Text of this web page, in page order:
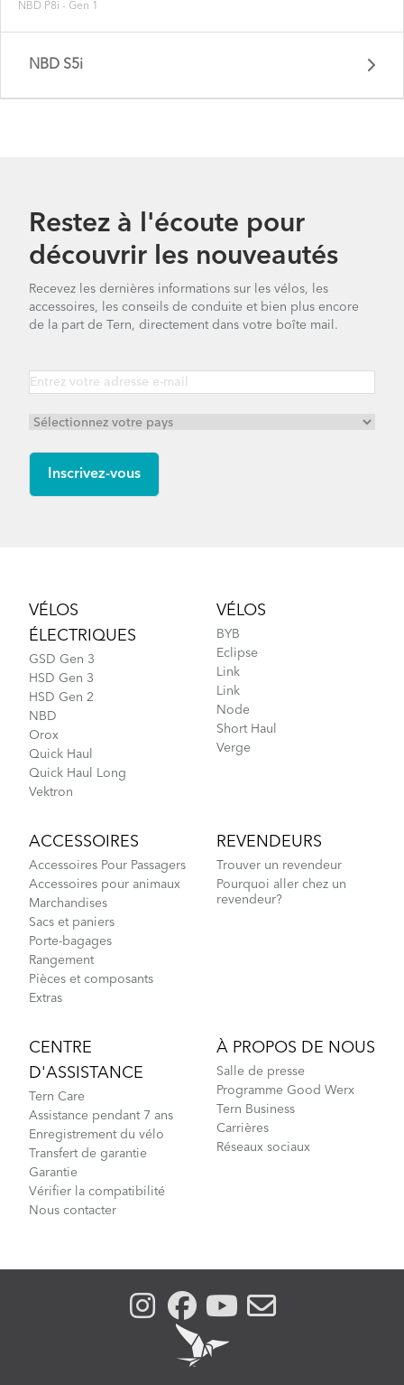
NBD P8i - Gen 1
NBD S5i
NBD S5i - Gen 1
NBD S5i - Gen 1
Restez à l'écoute pour
découvrir les nouveautés
Recevez les dernières informations sur les vélos, les
accessoires, les conseils de conduite et bien plus encore
de la part de Tern, directement dans votre boîte mail.
VÉLOS
ÉLECTRIQUES
GSD Gen 3
HSD Gen 3
HSD Gen 2
NBD
Orox
Quick Haul
Quick Haul Long
Vektron
VÉLOS
BYB
Eclipse
Link
Link
Node
Short Haul
Verge
ACCESSOIRES
Accessoires Pour Passagers
Accessoires pour animaux
Marchandises
Sacs et paniers
Porte-bagages
Rangement
Pièces et composants
Extras
REVENDEURS
Trouver un revendeur
Pourquoi aller chez un
revendeur?
CENTRE
D'ASSISTANCE
Tern Care
Assistance pendant 7 ans
Enregistrement du vélo
Transfert de garantie
Garantie
Vérifier la compatibilité
Nous contacter
À PROPOS DE NOUS
Salle de presse
Programme Good Werx
Tern Business
Carrières
Réseaux sociaux